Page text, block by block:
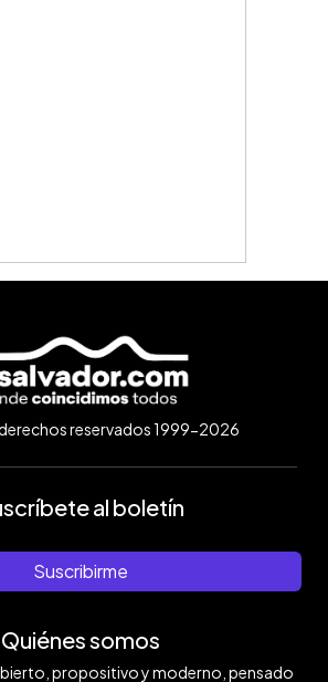
reservados 1999-2026
al boletín
Suscribirme
Quiénes somos
propositivo y moderno, pensado